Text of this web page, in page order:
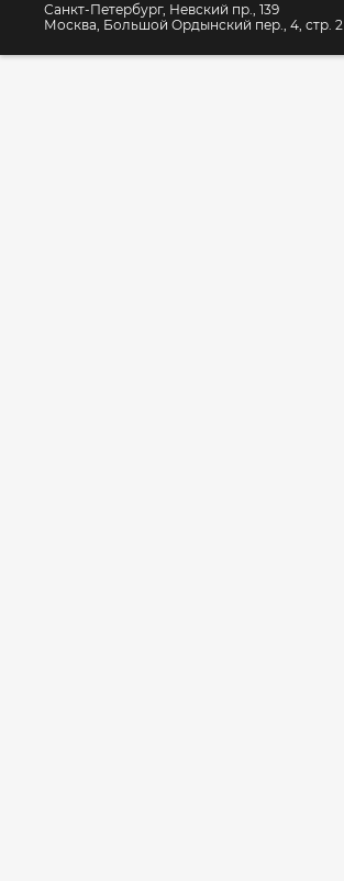
Санкт-Петербург, Невский пр., 139
Москва, Большой Ордынский пер., 4, стр. 2